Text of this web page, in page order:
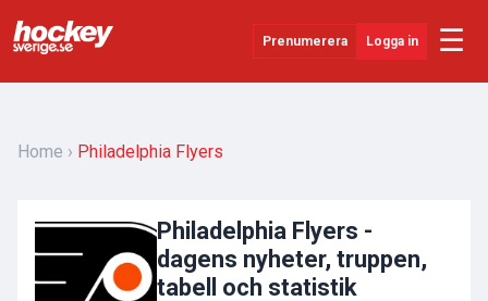
Prenumerera Logga in ☰
YouTube
Övrigt
Home Philadelphia Flyers
Philadelphia Flyers -
dagens nyheter, truppen,
tabell och statistik